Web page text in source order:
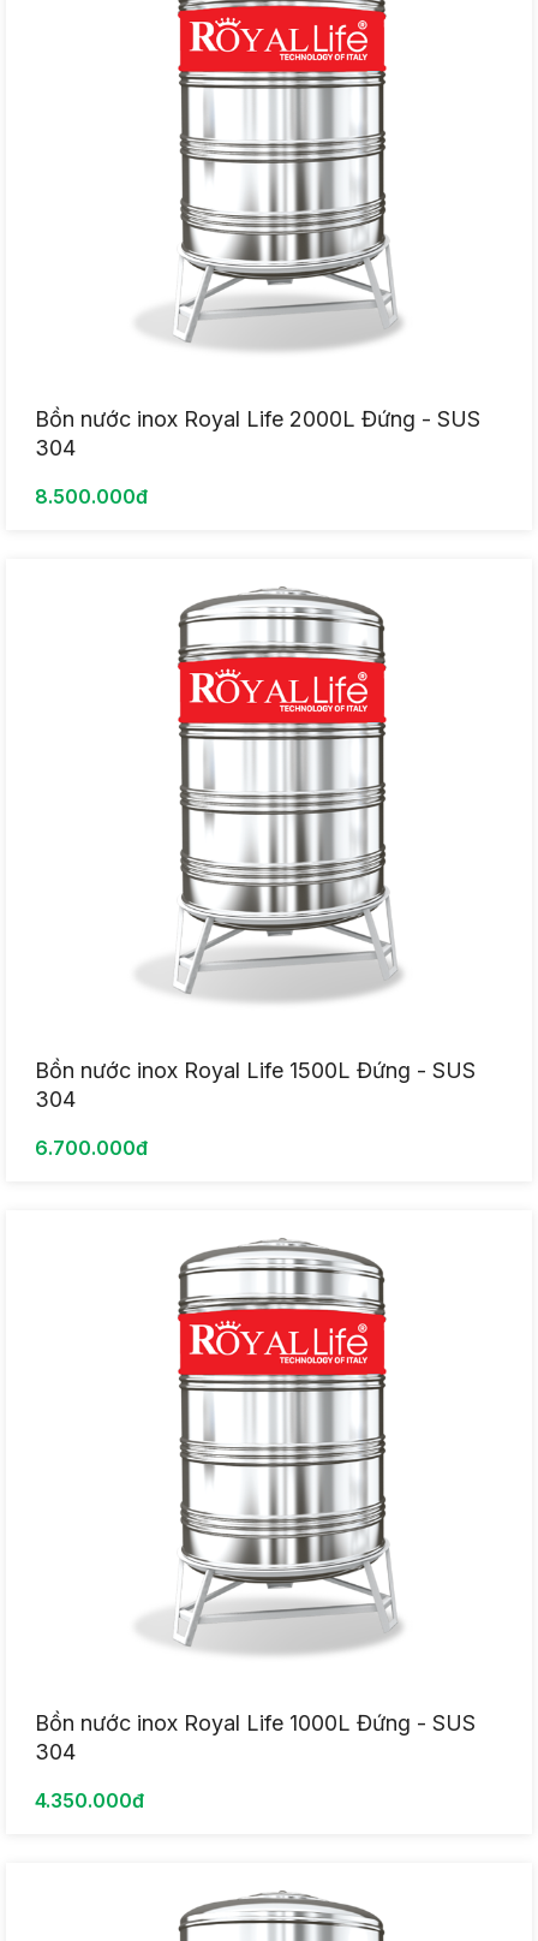
Bồn nước inox Royal Life 2000L Đứng - SUS
304
8.500.000đ
Bồn nước inox Royal Life 1500L Đứng - SUS
304
6.700.000đ
Bồn nước inox Royal Life 1000L Đứng - SUS
304
4.350.000đ